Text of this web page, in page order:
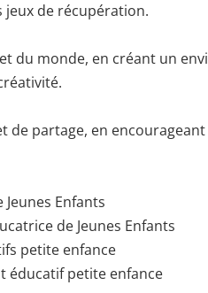
jeux de récupération.
du monde, en créant un
de partage, en
Enfants
de Jeunes Enfants
petite enfance
éducatif petite enfance